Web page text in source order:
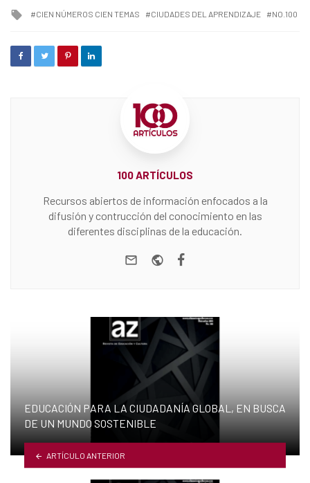
Tagged
CIEN NÚMEROS CIEN TEMAS CIUDADES DEL APRENDIZAJE NO.100
100 ARTÍCULOS
Recursos abiertos de información enfocados a la
difusión y contrucción del conocimiento en las
diferentes disciplinas de la educación.
e-mail Website
EDUCACIÓN PARA LA CIUDADANÍA GLOBAL, EN BUSCA
DE UN MUNDO SOSTENIBLE
ARTÍCULO ANTERIOR